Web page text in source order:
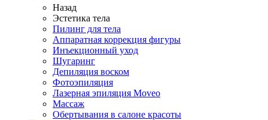
Назад
Эстетика тела
Пилинг для тела
Аппаратная коррекция фигуры
Инъекционный уход
Шугаринг
Депиляция воском
Фотоэпиляция
Лазерная эпиляция Moveo
Массаж
Обертывания в салоне красоты